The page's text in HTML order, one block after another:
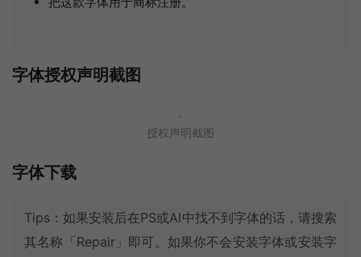
字体授权声明截图
授权声明截图
字体下载
Tips：如果安装后在PS或AI中找不到字体的话，请搜索
其名称「Repair」即可。如果你不会安装字体或安装字